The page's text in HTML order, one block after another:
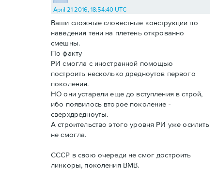
April 21 2016, 18:54:40 UTC
Ваши сложные словестные конструкции по
наведения тени на плетень открованно
смешны.
По факту
РИ смогла с иностранной помощью
построить несколько дредноутов первого
поколения.
НО они устарели еще до вступления в строй,
ибо появилось второе поколение -
сверхдредноуты.
А строительство этого уровня РИ уже осилить
не смогла.
СССР в свою очереди не смог достроить
линкоры, поколения ВМВ.